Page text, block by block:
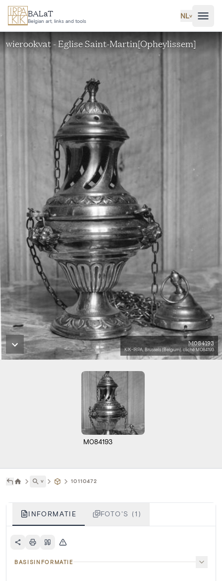
Ga naar hoofdinhoud
BALaT
Belgian art, links and tools
NL˅
wierookvat - Eglise Saint-Martin[Opheylissem]
M084193
KIK-IRPA, Brussels (Belgium), cliché M084193
M084193
˅ 10110472
INFORMATIE FOTO'S (1)
BASISINFORMATIE